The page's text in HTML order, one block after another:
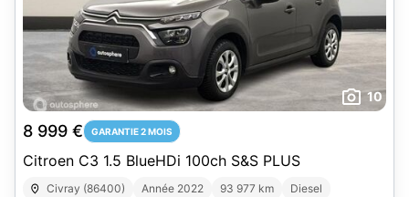
10
8 999 € GARANTIE 2 MOIS
Citroen C3 1.5 BlueHDi 100ch S&S PLUS
Civray (86400) Année 2022 93 977 km
Diesel